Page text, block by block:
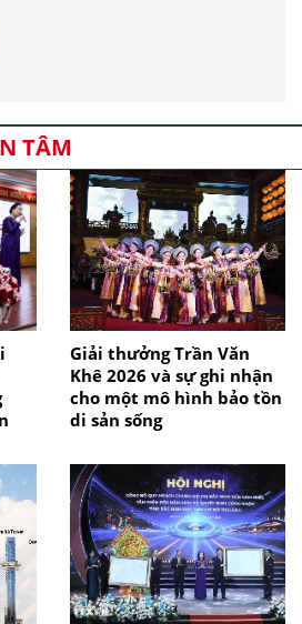
TÂM
Giải thưởng Trần Văn
Khê 2026 và sự ghi nhận
cho một mô hình bảo tồn
di sản sống